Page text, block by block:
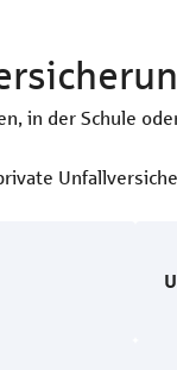
in der Schule